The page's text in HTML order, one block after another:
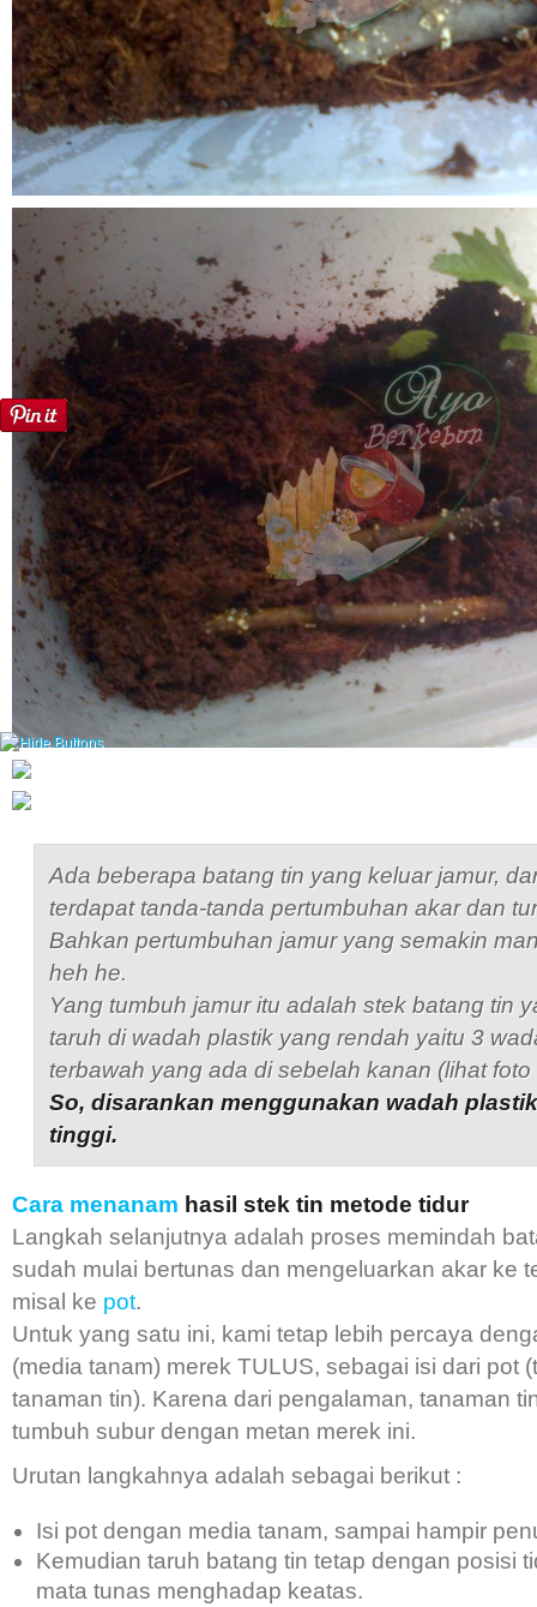
Ada beberapa batang tin yang keluar jamur,
terdapat tanda-tanda pertumbuhan akar dan
Bahkan pertumbuhan jamur yang semakin
heh he.
Yang tumbuh jamur itu adalah stek batang tin
taruh di wadah plastik yang rendah yaitu 3
terbawah yang ada di sebelah kanan (lihat foto
So, disarankan menggunakan wadah
tinggi.
Cara menanam hasil stek tin metode tidur
Langkah selanjutnya adalah proses memindah
sudah mulai bertunas dan mengeluarkan akar ke
misal ke pot.
Untuk yang satu ini, kami tetap lebih percaya
(media tanam) merek TULUS, sebagai isi dari pot
tanaman tin). Karena dari pengalaman, tanaman
tumbuh subur dengan metan merek ini.
Urutan langkahnya adalah sebagai berikut :
Isi pot dengan media tanam, sampai hampir
Kemudian taruh batang tin tetap dengan posisi
mata tunas menghadap keatas.